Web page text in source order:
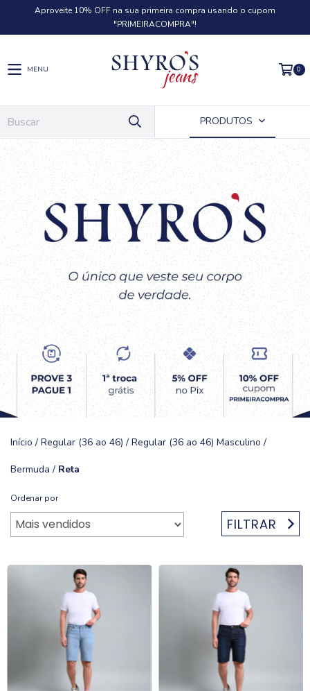
Aproveite 10% OFF na sua primeira compra usando o cupom
"PRIMEIRACOMPRA"!
MENU 0
PRODUTOS
Início / Regular (36 ao 46) / Regular (36 ao 46) Masculino /
Bermuda / Reta
Ordenar por
FILTRAR